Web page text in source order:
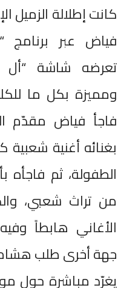
كانت إطلالة الزميل
فياض عبر برنامج
تعرضه شاشة
ومميزة بكل ما
فاجأ فياض مقدّم
بغنائه أغنية
الطفولة، ثم فاجأه
من تراث شعبي،
الأغاني هابطاً
جهة أخرى طلب
يغرّد مباشرة حول